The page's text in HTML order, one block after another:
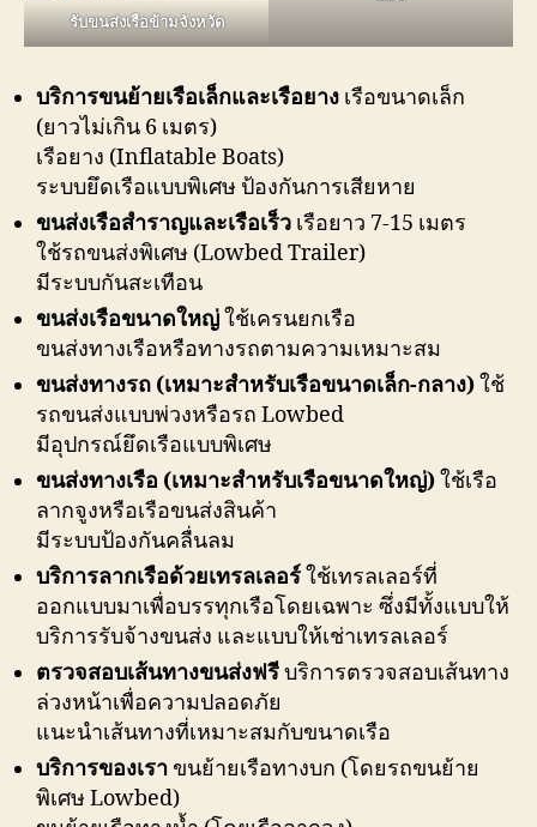
รับขนส่งเรือข้ามจังหวัด
บริการขนย้ายเรือเล็กและเรือยาง เรือขนาดเล็ก
(ยาวไม่เกิน 6 เมตร)
เรือยาง (Inflatable Boats)
ระบบยึดเรือแบบพิเศษ ป้องกันการเสียหาย
ขนส่งเรือสำราญและเรือเร็ว เรือยาว 7-15 เมตร
ใช้รถขนส่งพิเศษ (Lowbed Trailer)
มีระบบกันสะเทือน
ขนส่งเรือขนาดใหญ่ใช้เครนยกเรือ
ขนส่งทางเรือหรือทางรถตามความเหมาะสม
ขนส่งทางรถ (เหมาะสำหรับเรือขนาดเล็ก-กลาง)ใช้
รถขนส่งแบบพ่วงหรือรถ Lowbed
มีอุปกรณ์ยึดเรือแบบพิเศษ
ขนส่งทางเรือ (เหมาะสำหรับเรือขนาดใหญ่)ใช้เรือ
ลากจูงหรือเรือขนส่งสินค้า
มีระบบป้องกันคลื่นลม
บริการลากเรือด้วยเทรลเลอร์ใช้เทรลเลอร์ที่
ออกแบบมาเพื่อบรรทุกเรือโดยเฉพาะ ซึ่งมีทั้งแบบให้
บริการรับจ้างขนส่ง และแบบให้เช่าเทรลเลอร์
ตรวจสอบเส้นทางขนส่งฟรีบริการตรวจสอบเส้นทาง
ล่วงหน้าเพื่อความปลอดภัย
แนะนำเส้นทางที่เหมาะสมกับขนาดเรือ
บริการของเรา ขนย้ายเรือทางบก (โดยรถขนย้าย
พิเศษ Lowbed)